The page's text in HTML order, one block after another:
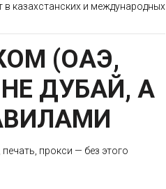
казахстанских и международных
(ОАЭ,
ДУБАЙ, А
прокси — без этого